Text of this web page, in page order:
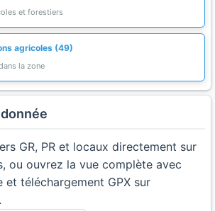
et forestiers
agricoles (49)
la zone
GR, PR et locaux directement sur
ou ouvrez la vue complète avec
téléchargement GPX sur